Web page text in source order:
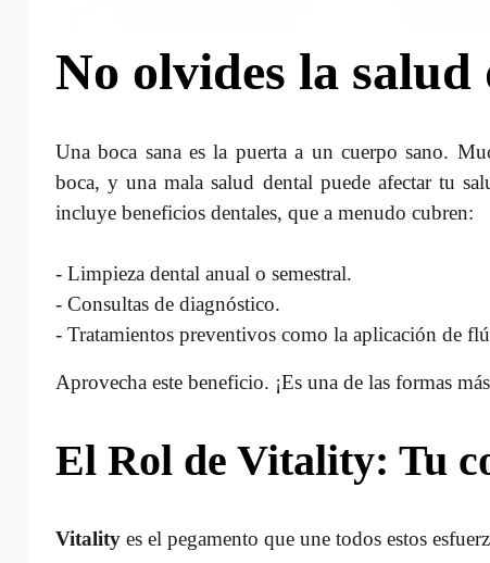
No olvides la
Una boca sana es la puerta a un cuerpo sano.
boca, y una mala salud dental puede afectar tu
incluye beneficios dentales, que a menudo cubren:
- Limpieza dental anual o semestral.
- Consultas de diagnóstico.
- Tratamientos preventivos como la aplicación de
Aprovecha este beneficio. ¡Es una de las formas
El Rol de Vitality: Tu
Vitalityes el pegamento que une todos estos